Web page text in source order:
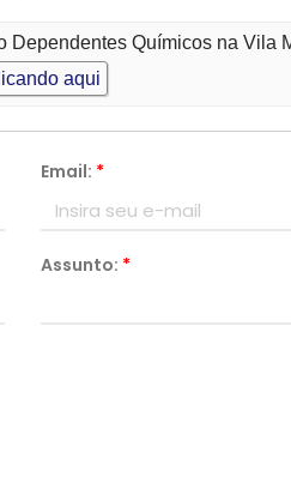
Dependentes Químicos na Vila
aqui
Email: *
Assunto: *